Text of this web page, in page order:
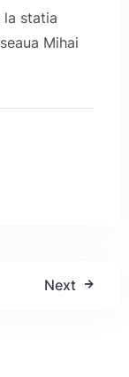
la statia
Mihai
Next